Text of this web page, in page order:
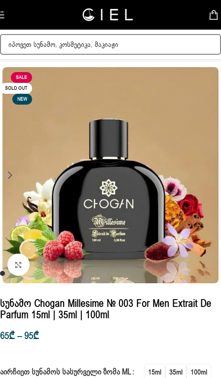
Skip to navigation
მთავარი/ნომრიანი სუნამოები/Chogan
SALE
SOLD OUT
NEW
Click to enlarge
Სუნამო Chogan Millesime № 003 For Men Extrait De
Parfum 15ml | 35ml | 100ml
65₾– 95₾
ᲐᲘᲠᲩᲘᲔᲗ ᲡᲣᲜᲐᲛᲝᲡ ᲡᲐᲡᲣᲠᲕᲔᲚᲘ ᲖᲝᲛᲐ ML 15ml 35ml 100ml